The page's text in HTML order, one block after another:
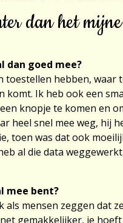
dan het mijne
dan goed mee?
toestellen hebben,
komt. Ik heb ook een
knopje te komen en
heel snel mee weg, hij
toen was dat ook
al die data
mee bent?
als mensen zeggen dat
gemakkelijker, je